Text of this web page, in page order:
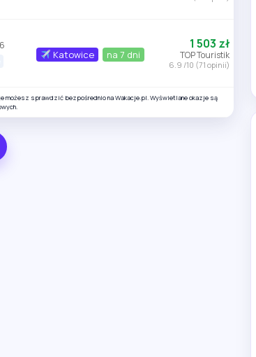
Katowice na 7 dni
1 503 zł
TOP Touristik
6.9 /10 (71 opinii)
możesz sprawdzić bezpośrednio na Wakacje.pl. Wyświetlane okazje są